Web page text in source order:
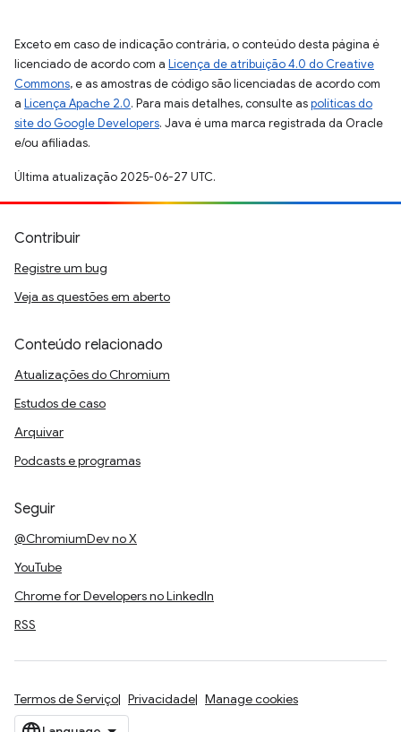
Exceto em caso de indicação contrária, o conteúdo desta página é
licenciado de acordo com a Licença de atribuição 4.0 do Creative
Commons, e as amostras de código são licenciadas de acordo com
a Licença Apache 2.0. Para mais detalhes, consulte aspolíticas do
site do Google Developers. Java é uma marca registrada da Oracle
e/ou afiliadas.
Última atualização 2025-06-27 UTC.
Contribuir
Registre um bug
Veja as questões em aberto
Conteúdo relacionado
Atualizações do Chromium
Estudos de caso
Arquivar
Podcasts e programas
Seguir
@ChromiumDev no X
YouTube
Chrome for Developers no LinkedIn
RSS
Termos de Serviço Privacidade Manage cookies